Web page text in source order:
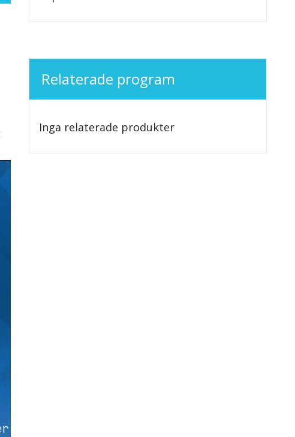
Relaterade program
Inga relaterade produkter